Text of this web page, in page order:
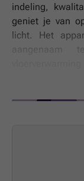
indeling,
geniet je van
licht. Het
vervoer, met